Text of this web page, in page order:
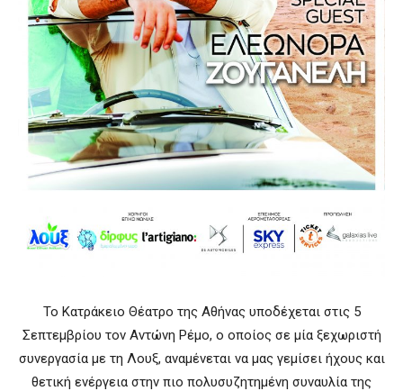
Το Κατράκειο Θέατρο της Αθήνας υποδέχεται στις 5
Σεπτεμβρίου τον Αντώνη Ρέμο, ο οποίος σε μία ξεχωριστή
συνεργασία με τη Λουξ, αναμένεται να μας γεμίσει ήχους και
θετική ενέργεια στην πιο πολυσυζητημένη συναυλία της